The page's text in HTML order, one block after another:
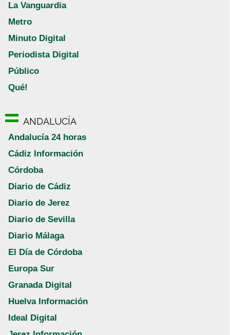
La Vanguardia
Metro
Minuto Digital
Periodista Digital
Público
Qué!
ANDALUCÍA
Andalucía 24 horas
Cádiz Información
Córdoba
Diario de Cádiz
Diario de Jerez
Diario de Sevilla
Diario Málaga
El Día de Córdoba
Europa Sur
Granada Digital
Huelva Información
Ideal Digital